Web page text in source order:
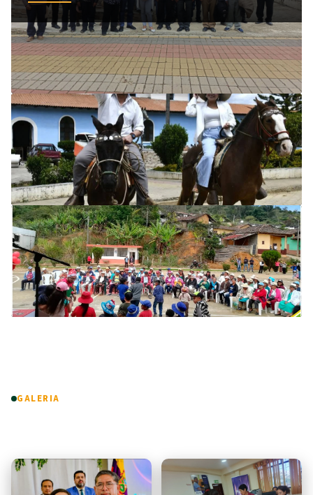
GALERIA